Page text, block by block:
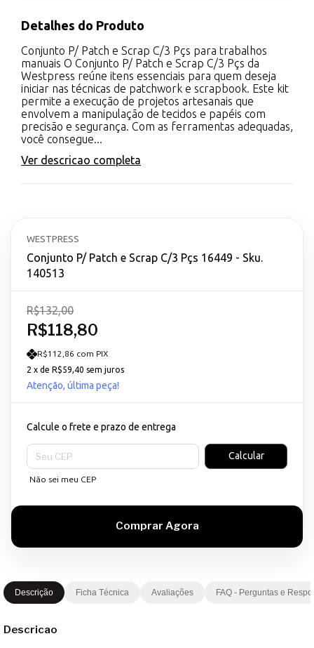
Detalhes do Produto
Conjunto P/ Patch e Scrap C/3 Pçs para trabalhos
manuais O Conjunto P/ Patch e Scrap C/3 Pçs da
Westpress reúne itens essenciais para quem deseja
iniciar nas técnicas de patchwork e scrapbook. Este kit
permite a execução de projetos artesanais que
envolvem a manipulação de tecidos e papéis com
precisão e segurança. Com as ferramentas adequadas,
você consegue...
Ver descricao completa
WESTPRESS
Conjunto P/ Patch e Scrap C/3 Pçs 16449 - Sku.
140513
R$118,80
R$132,00
R$112,86 com PIX
2 x de R$59,40 sem juros
Atenção, última peça!
Calcule o frete e prazo de entrega
Entregas para o CEP:
Calcular
Não sei meu CEP
Descrição Ficha Técnica Avaliações FAQ - Perguntas e
Descricao